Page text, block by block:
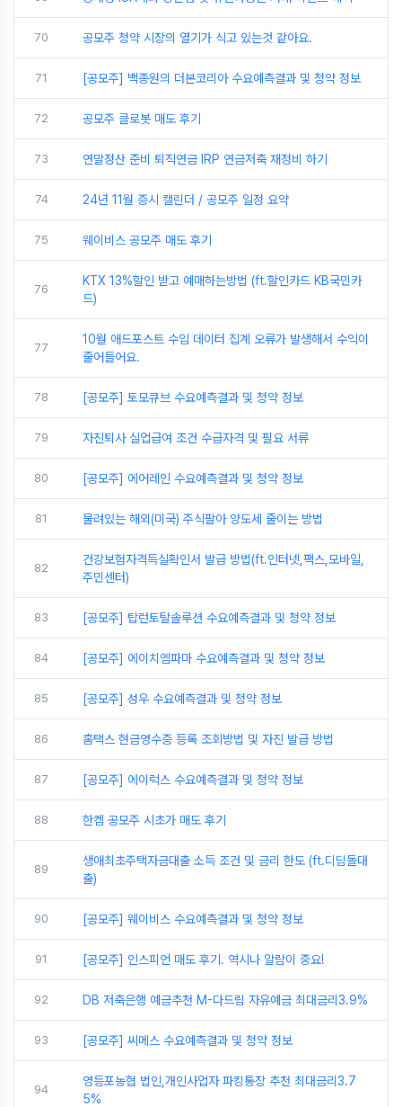
70 공모주 청약 시장의 열기가 식고 있는것 같아요.
71 [공모주] 백종원의 더본코리아 수요예측결과 및 청약 정보
72 공모주 클로봇 매도 후기
73 연말정산 준비 퇴직연금 IRP 연금저축 재정비 하기
74 24년 11월 증시 캘린더 / 공모주 일정 요약
75 웨이비스 공모주 매도 후기
76
KTX 13%할인 받고 예매하는방법 (ft.할인카드 KB국민카
드)
77
10월 애드포스트 수입 데이터 집계 오류가 발생해서 수익이
줄어들어요.
78 [공모주] 토모큐브 수요예측결과 및 청약 정보
79 자진퇴사 실업급여 조건 수급자격 및 필요 서류
80 [공모주] 에어레인 수요예측결과 및 청약 정보
81 물려있는 해외(미국) 주식팔아 양도세 줄이는 방법
82
건강보험자격득실확인서 발급 방법(ft.인터넷,팩스,모바일,
주민센터)
83 [공모주] 탑런토탈솔루션 수요예측결과 및 청약 정보
84 [공모주] 에이치엠파마 수요예측결과 및 청약 정보
85 [공모주] 성우 수요예측결과 및 청약 정보
86 홈택스 현금영수증 등록 조회방법 및 자진 발급 방법
87 [공모주] 에이럭스 수요예측결과 및 청약 정보
88 한켐 공모주 시초가 매도 후기
89
생애최초주택자금대출 소득 조건 및 금리 한도 (ft.디딤돌대
출)
90 [공모주] 웨이비스 수요예측결과 및 청약 정보
91 [공모주] 인스피언 매도 후기. 역시나 알람이 중요!
92 DB 저축은행 예금추천 M-다드림 자유예금 최대금리3.9%
93 [공모주] 씨메스 수요예측결과 및 청약 정보
94
영등포농협 법인,개인사업자 파킹통장 추천 최대금리3.7
5%